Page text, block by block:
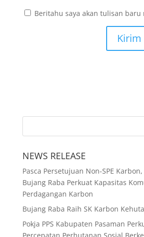
Beritahu saya akan tulisan baru
NEWS RELEASE
Pasca Persetujuan Non-SPE
Bujang Raba Perkuat Kapasitas
Perdagangan Karbon
Bujang Raba Raih SK Karbon
Pokja PPS Kabupaten Pasaman